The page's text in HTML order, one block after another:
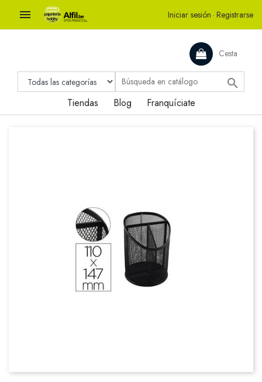
 Iniciar sesión · Registrarse
Cesta

Tiendas Blog Franquíciate